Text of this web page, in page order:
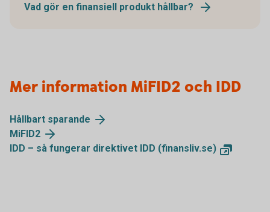
Vad gör en finansiell produkt hållbar?
Mer information MiFID2 och IDD
Hållbart sparande
MiFID2
IDD – så fungerar direktivet IDD (finansliv.se)